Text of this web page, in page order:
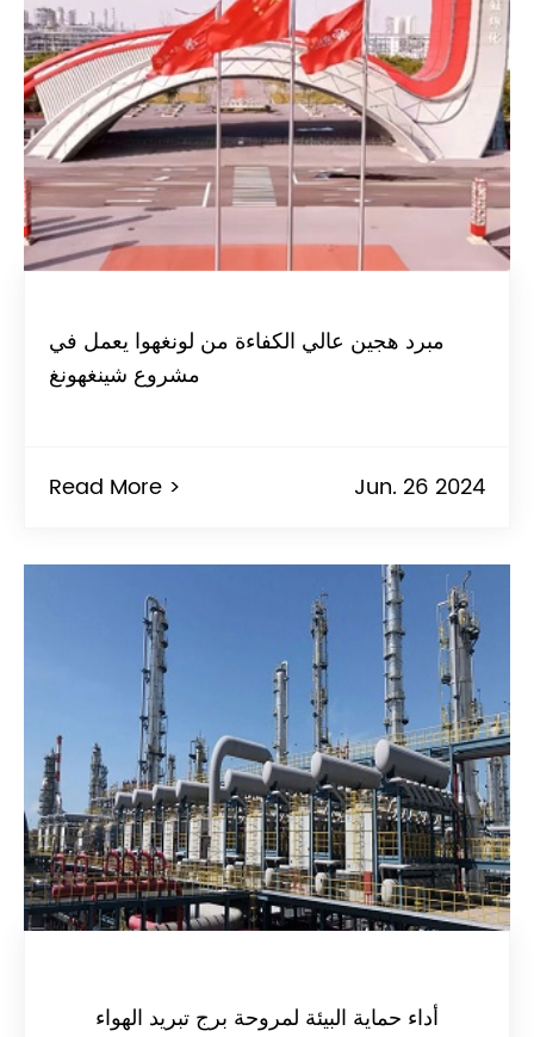
مبرد هجين عالي الكفاءة من لونغهوا يعمل في
مشروع شينغهونغ
Read More > Jun. 26 2024
أداء حماية البيئة لمروحة برج تبريد الهواء